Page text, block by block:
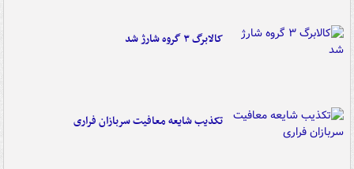
کالابرگ ۳ گروه شارژ شد
تکذیب شایعه معافیت سربازان فراری